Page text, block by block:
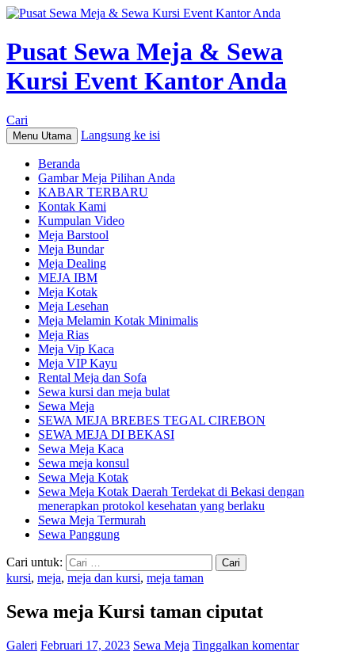
Pusat Sewa Meja & Sewa
Kursi Event Kantor Anda
Cari
Menu Utama Langsung ke isi
Beranda
Gambar Meja Pilihan Anda
KABAR TERBARU
Kontak Kami
Kumpulan Video
Meja Barstool
Meja Bundar
Meja Dealing
MEJA IBM
Meja Kotak
Meja Lesehan
Meja Melamin Kotak Minimalis
Meja Rias
Meja Vip Kaca
Meja VIP Kayu
Rental Meja dan Sofa
Sewa kursi dan meja bulat
Sewa Meja
SEWA MEJA BREBES TEGAL CIREBON
SEWA MEJA DI BEKASI
Sewa Meja Kaca
Sewa meja konsul
Sewa Meja Kotak
Sewa Meja Kotak Daerah Terdekat di Bekasi dengan
menerapkan protokol kesehatan yang berlaku
Sewa Meja Termurah
Sewa Panggung
Cari untuk:
kursi, meja, meja dan kursi, meja taman
Sewa meja Kursi taman ciputat
Galeri Februari 17, 2023 Sewa Meja Tinggalkan komentar